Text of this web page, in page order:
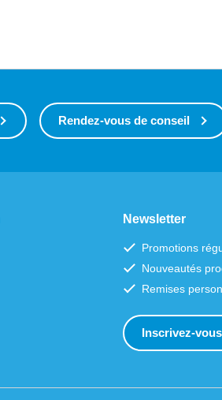
Rendez-vous de conseil
Newsletter
Promotions
Nouveautés
Remises
Inscrivez-vous